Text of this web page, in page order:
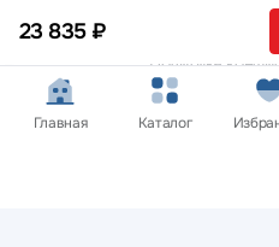
23 835 ₽
товаров - уточняйте
оформлении заказа.
Политика
© 2012 — 2026
Главная Каталог